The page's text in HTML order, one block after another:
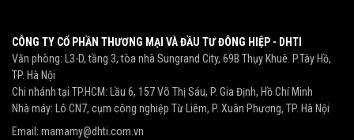
CÔNG TY CỔ PHẦN THƯƠNG MẠI VÀ ĐẦU TƯ ĐÔNG HIỆP - DHTI
Văn phòng: L3-D, tầng 3, tòa nhà Sungrand City, 69B Thụy Khuê. P.Tây Hồ,
TP. Hà Nội
Chi nhánh tại TP.HCM: Lầu 6, 157 Võ Thị Sáu, P. Gia Định, Hồ Chí Minh
Nhà máy: Lô CN7, cụm công nghiệp Từ Liêm, P. Xuân Phương, TP. Hà Nội
Email: mamamy@dhti.com.vn